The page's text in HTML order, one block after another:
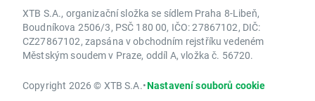
XTB S.A., organizační složka se sídlem Praha 8-Libeň,
Boudníkova 2506/3, PSČ 180 00, IČO: 27867102, DIČ:
CZ27867102, zapsána v obchodním rejstříku vedeném
Městským soudem v Praze, oddíl A, vložka č. 56720.
Copyright 2026 © XTB S.A.•Nastavení souborů cookie